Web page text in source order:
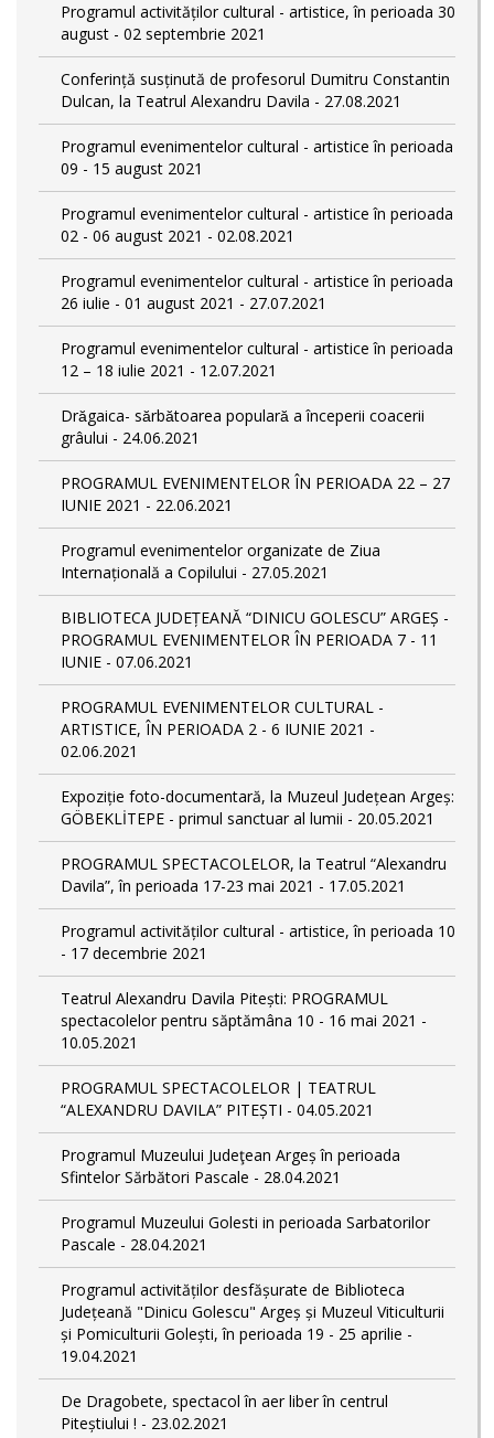
Programul activităților cultural - artistice, în perioada 30
august - 02 septembrie 2021
Conferință susținută de profesorul Dumitru Constantin
Dulcan, la Teatrul Alexandru Davila - 27.08.2021
Programul evenimentelor cultural - artistice în perioada
09 - 15 august 2021
Programul evenimentelor cultural - artistice în perioada
02 - 06 august 2021 - 02.08.2021
Programul evenimentelor cultural - artistice în perioada
26 iulie - 01 august 2021 - 27.07.2021
Programul evenimentelor cultural - artistice în perioada
12 – 18 iulie 2021 - 12.07.2021
Drăgaica- sărbătoarea populară a începerii coacerii
grâului - 24.06.2021
PROGRAMUL EVENIMENTELOR ÎN PERIOADA 22 – 27
IUNIE 2021 - 22.06.2021
Programul evenimentelor organizate de Ziua
Internațională a Copilului - 27.05.2021
BIBLIOTECA JUDEȚEANĂ “DINICU GOLESCU” ARGEȘ -
PROGRAMUL EVENIMENTELOR ÎN PERIOADA 7 - 11
IUNIE - 07.06.2021
PROGRAMUL EVENIMENTELOR CULTURAL -
ARTISTICE, ÎN PERIOADA 2 - 6 IUNIE 2021 -
02.06.2021
Expoziție foto-documentară, la Muzeul Județean Argeș:
GÖBEKLİTEPE - primul sanctuar al lumii - 20.05.2021
PROGRAMUL SPECTACOLELOR, la Teatrul “Alexandru
Davila”, în perioada 17-23 mai 2021 - 17.05.2021
Programul activităților cultural - artistice, în perioada 10
- 17 decembrie 2021
Teatrul Alexandru Davila Pitești: PROGRAMUL
spectacolelor pentru săptămâna 10 - 16 mai 2021 -
10.05.2021
PROGRAMUL SPECTACOLELOR | TEATRUL
“ALEXANDRU DAVILA” PITEȘTI - 04.05.2021
Programul Muzeului Judeţean Argeș în perioada
Sfintelor Sărbători Pascale - 28.04.2021
Programul Muzeului Golesti in perioada Sarbatorilor
Pascale - 28.04.2021
Programul activităților desfășurate de Biblioteca
Județeană "Dinicu Golescu" Argeș și Muzeul Viticulturii
și Pomiculturii Golești, în perioada 19 - 25 aprilie -
19.04.2021
De Dragobete, spectacol în aer liber în centrul
Piteștiului ! - 23.02.2021